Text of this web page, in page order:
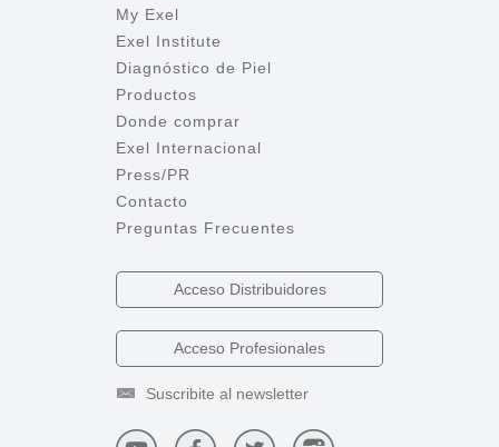
My Exel
Exel Institute
Diagnóstico de Piel
Productos
Donde comprar
Exel Internacional
Press/PR
Contacto
Preguntas Frecuentes
Acceso Distribuidores
Acceso Profesionales